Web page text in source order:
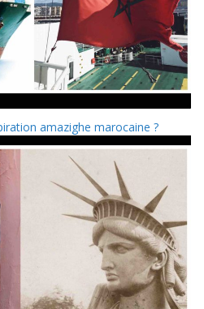
amazighe marocaine ?